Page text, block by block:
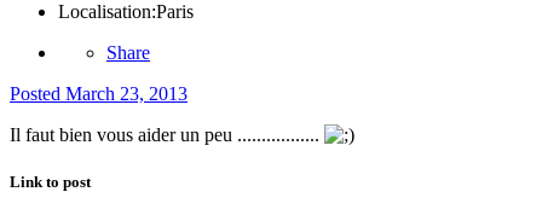
Localisation:Paris
Share
Posted March 23, 2013
Il faut bien vous aider un peu .................
Link to post